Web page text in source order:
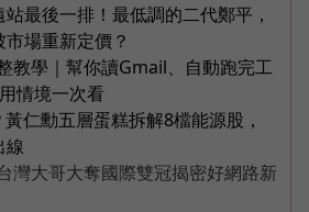
最後一排！最低調的二代鄭平，
場重新定價？
教學｜幫你讀Gmail、自動跑完工
情境一次看
仁勳五層蛋糕拆解8檔能源股，
線
灣大哥大奪國際雙冠揭密好網路新